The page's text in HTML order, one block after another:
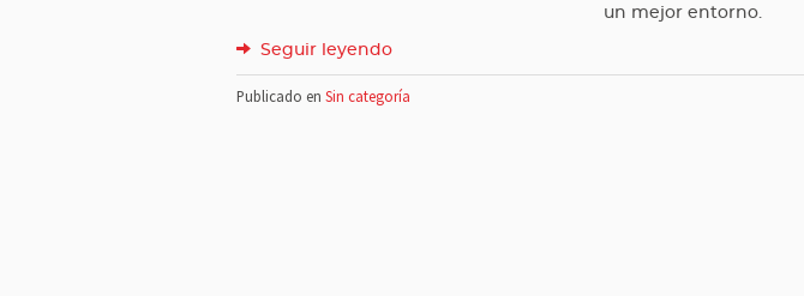
un mejor entorno.
Seguir leyendo
Publicado en Sin categoría